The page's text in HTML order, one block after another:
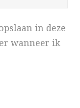
in deze
wanneer ik